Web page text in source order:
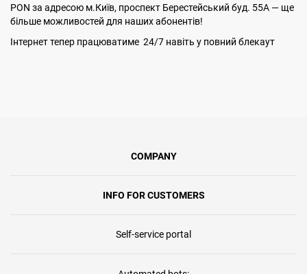
PON за адресою м.Київ, проспект Берестейський буд. 55А — ще
більше можливостей для наших абонентів!
Інтернет тепер працюватиме 24/7 навіть у повний блекаут
COMPANY
INFO FOR CUSTOMERS
Self-service portal